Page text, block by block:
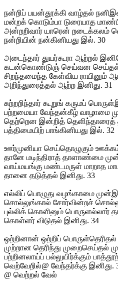
நன்றிப் பயன்தூக்கி வாழ்தல்
மன்றக் கொடும்பா டுரையாத
அன்றறிவார் யாரென் றடைக்கலம்
நன்றியின் நன்கினியது இல். 30
அடைந்தார் துயர்கூரா ஆற்றல்
கடன்கொண்டுஞ் செய்வன
சிறந்தமைந்த கேள்விய ராயினும்
அறிந்துரைத்தல் ஆற்ற இனிது. 31
சுற்றறிந்தார் கூறுங் கருமப்
பற்றமையா வேந்தன்கீழ் வாழாமை
தெற்றென இன்றித் தெளிந்தாரைத்
பத்திமையிற் பாங்கினியது இல். 32
ஊர்முனியா செய்தொழுகும்
தானே மடிந்திராத் தாளாண்மை
வாய்மயங்கு மண்டமருள் மாறாத
தானை தடுத்தல் இனிது. 33
எல்லிப் பொழுது வழங்காமை
சொல்லுங்கால் சோர்வின்றச்
புல்லிக் கொளினும்
கொள்ளர் விடுதல் இனிது. 34
ஒற்றினான் ஒற்றிப்
முற்றான தெரிந்து முறைசெய்தல்
பற்றினலாய்ப் பல்லுயிர்க்கும்
வெற்வேறில்@ வேந்தர்க்கு இனிது.
@ வெற்றல் வேல்